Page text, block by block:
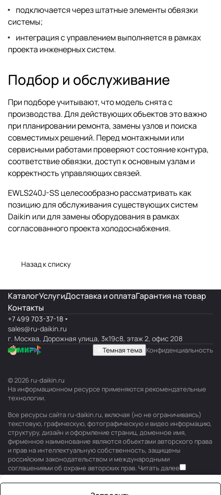
подключается через штатные элементы обвязки
системы;
интеграция с управлением выполняется в рамках
проекта инженерных систем.
Подбор и обслуживание
При подборе учитывают, что модель снята с
производства. Для действующих объектов это важно
при планировании ремонта, замены узлов и поиска
совместимых решений. Перед монтажными или
сервисными работами проверяют состояние контура,
соответствие обвязки, доступ к основным узлам и
корректность управляющих связей.
EWLS240J-SS целесообразно рассматривать как
позицию для обслуживания существующих систем
Daikin или для замены оборудования в рамках
согласованного проекта холодоснабжения.
Назад к списку
КаталогУслугиДоставка и оплатаГарантия на товар
Контакты
+7 499 703-37-18
sales@ru-daikin.ru
г. Москва, Дорожная улица, 3к19с8, этаж 2, офис 208
Темная тема Конфиденциальность
© 2026 ru-daikin.ru
На информационном ресурсе применяются рекомендательные
технологии.
Все ресурсы сайта ru-daikin.ru, включая (но не ограничиваясь)
текстовую, графическую, фотографическую и видео информацию,
структуру, дизайн и оформление страниц, доменное имя,
фирменное наименование являются объектами авторского права
и прав на интеллектуальную собственность, защищены
российским законодательством и международными
соглашениями об охране авторских прав. Читать далее